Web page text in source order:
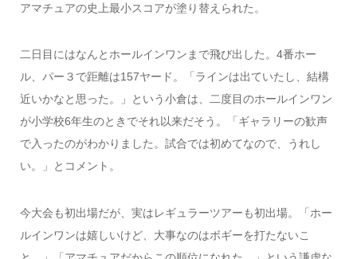
アマチュアの史上最小スコアが塗り替えられた。
二日目にはなんとホールインワンまで飛び出した。4番ホー
ル、パー３で距離は157ヤード。「ラインは出ていたし、結構
近いかなと思った。」という小倉は、二度目のホールインワン
が小学校6年生のときでそれ以来だそう。「ギャラリーの歓声
で入ったのがわかりました。試合では初めてなので、うれし
い。」とコメント。
今大会も初出場だが、実はレギュラーツアーも初出場。「ホー
ルインワンは嬉しいけど、大事なのはボギーを打たないこ